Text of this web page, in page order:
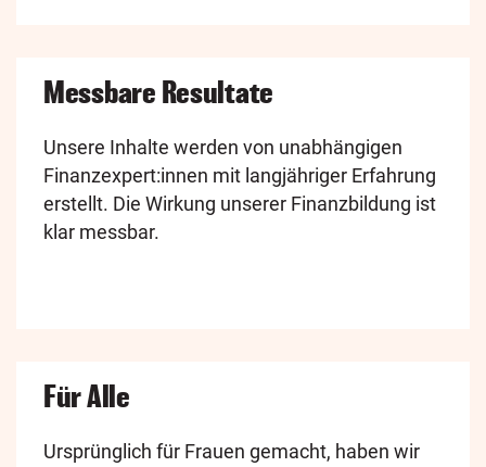
Messbare Resultate
Unsere Inhalte werden von unabhängigen
Finanzexpert:innen mit langjähriger Erfahrung
erstellt. Die Wirkung unserer Finanzbildung ist
klar messbar.
Für Alle
Ursprünglich für Frauen gemacht, haben wir